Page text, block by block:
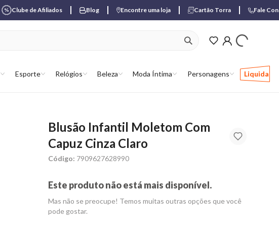
Clube de Afiliados Blog Encontre uma loja Cartão Torra Fale
Esporte Relógios Beleza Moda Íntima Personagens Liquida
ver produtos
Blusão Infantil Moletom Com
Capuz Cinza Claro
Código: 7909627628990
Este produto não está mais disponível.
Mas não se preocupe! Temos muitas outras opções que você
pode gostar.